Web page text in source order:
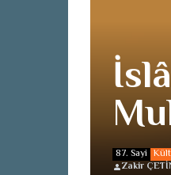
87. Sayi
Zakir